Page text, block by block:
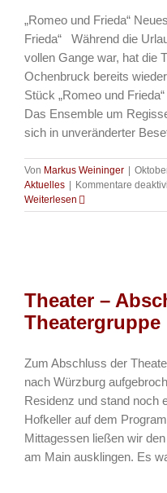
„Romeo und Frieda“
Frieda“ Während die
vollen Gange war, hat die
Ochenbruck bereits
Stück „Romeo und
Das Ensemble um
sich in unveränderter
Von Markus Weininger
Aktuelles
Kommentare
Weiterlesen
Theater –
Theatergruppe
Zum Abschluss der
nach Würzburg
Residenz und stand noch
Hofkeller auf dem
Mittagessen ließen wir
am Main ausklingen. Es